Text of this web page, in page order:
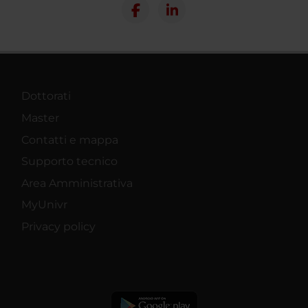
Dottorati
Master
Contatti e mappa
Supporto tecnico
Area Amministrativa
MyUnivr
Privacy policy